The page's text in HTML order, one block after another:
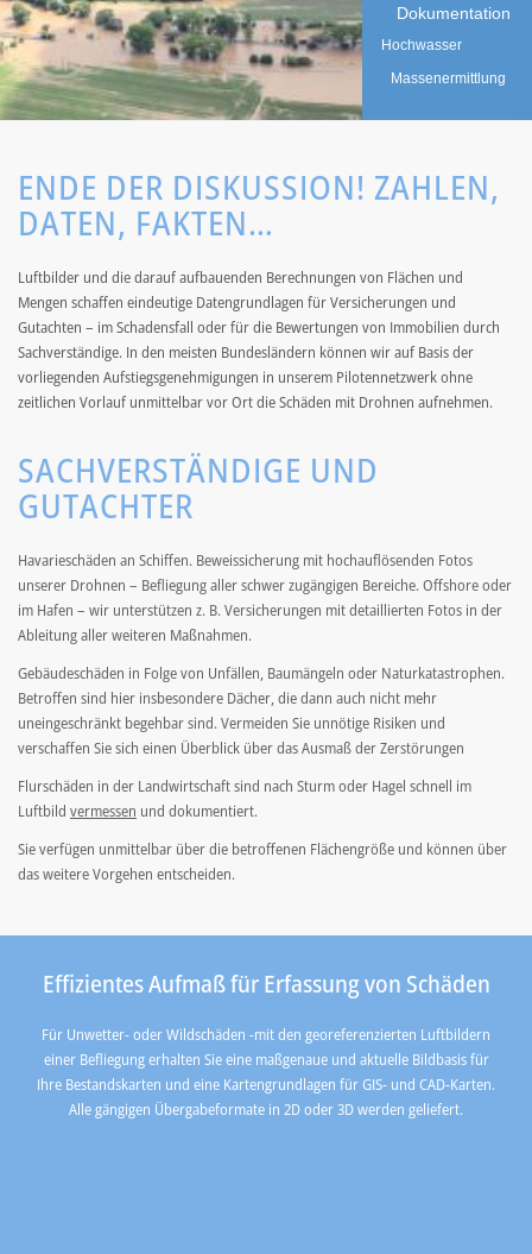
Dokumentation
Hochwasser
Massenermittlung
ENDE DER DISKUSSION! ZAHLEN,
DATEN, FAKTEN…
Luftbilder und die darauf aufbauenden Berechnungen von Flächen und
Mengen schaffen eindeutige Datengrundlagen für Versicherungen und
Gutachten – im Schadensfall oder für die Bewertungen von Immobilien durch
Sachverständige. In den meisten Bundesländern können wir auf Basis der
vorliegenden Aufstiegsgenehmigungen in unserem Pilotennetzwerk ohne
zeitlichen Vorlauf unmittelbar vor Ort die Schäden mit Drohnen aufnehmen.
SACHVERSTÄNDIGE UND
GUTACHTER
Havarieschäden an Schiffen. Beweissicherung mit hochauflösenden Fotos
unserer Drohnen – Befliegung aller schwer zugängigen Bereiche. Offshore oder
im Hafen – wir unterstützen z. B. Versicherungen mit detaillierten Fotos in der
Ableitung aller weiteren Maßnahmen.
Gebäudeschäden in Folge von Unfällen, Baumängeln oder Naturkatastrophen.
Betroffen sind hier insbesondere Dächer, die dann auch nicht mehr
uneingeschränkt begehbar sind. Vermeiden Sie unnötige Risiken und
verschaffen Sie sich einen Überblick über das Ausmaß der Zerstörungen
Flurschäden in der Landwirtschaft sind nach Sturm oder Hagel schnell im
Luftbild vermessen und dokumentiert.
Sie verfügen unmittelbar über die betroffenen Flächengröße und können über
das weitere Vorgehen entscheiden.
Effizientes Aufmaß für Erfassung von Schäden
Für Unwetter- oder Wildschäden -mit den georeferenzierten Luftbildern
einer Befliegung erhalten Sie eine maßgenaue und aktuelle Bildbasis für
Ihre Bestandskarten und eine Kartengrundlagen für GIS- und CAD-Karten.
Alle gängigen Übergabeformate in 2D oder 3D werden geliefert.